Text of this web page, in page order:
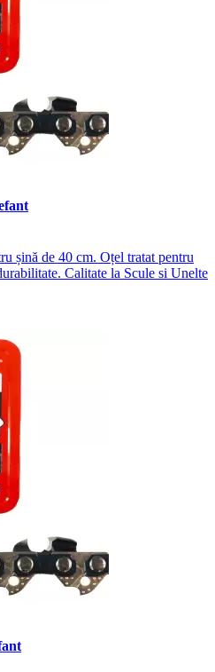
șină de 40 cm. Oțel tratat pentru
Calitate la Scule si Unelte